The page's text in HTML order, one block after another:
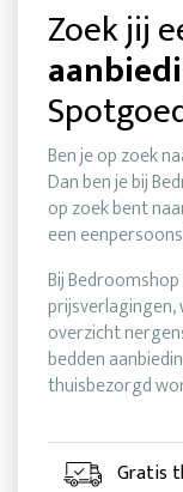
Zoek jij
Ben je op zoek
Dan ben je bij
op zoek bent
een
Bij
overzicht
bedden
thuisbezorgd
Gratis